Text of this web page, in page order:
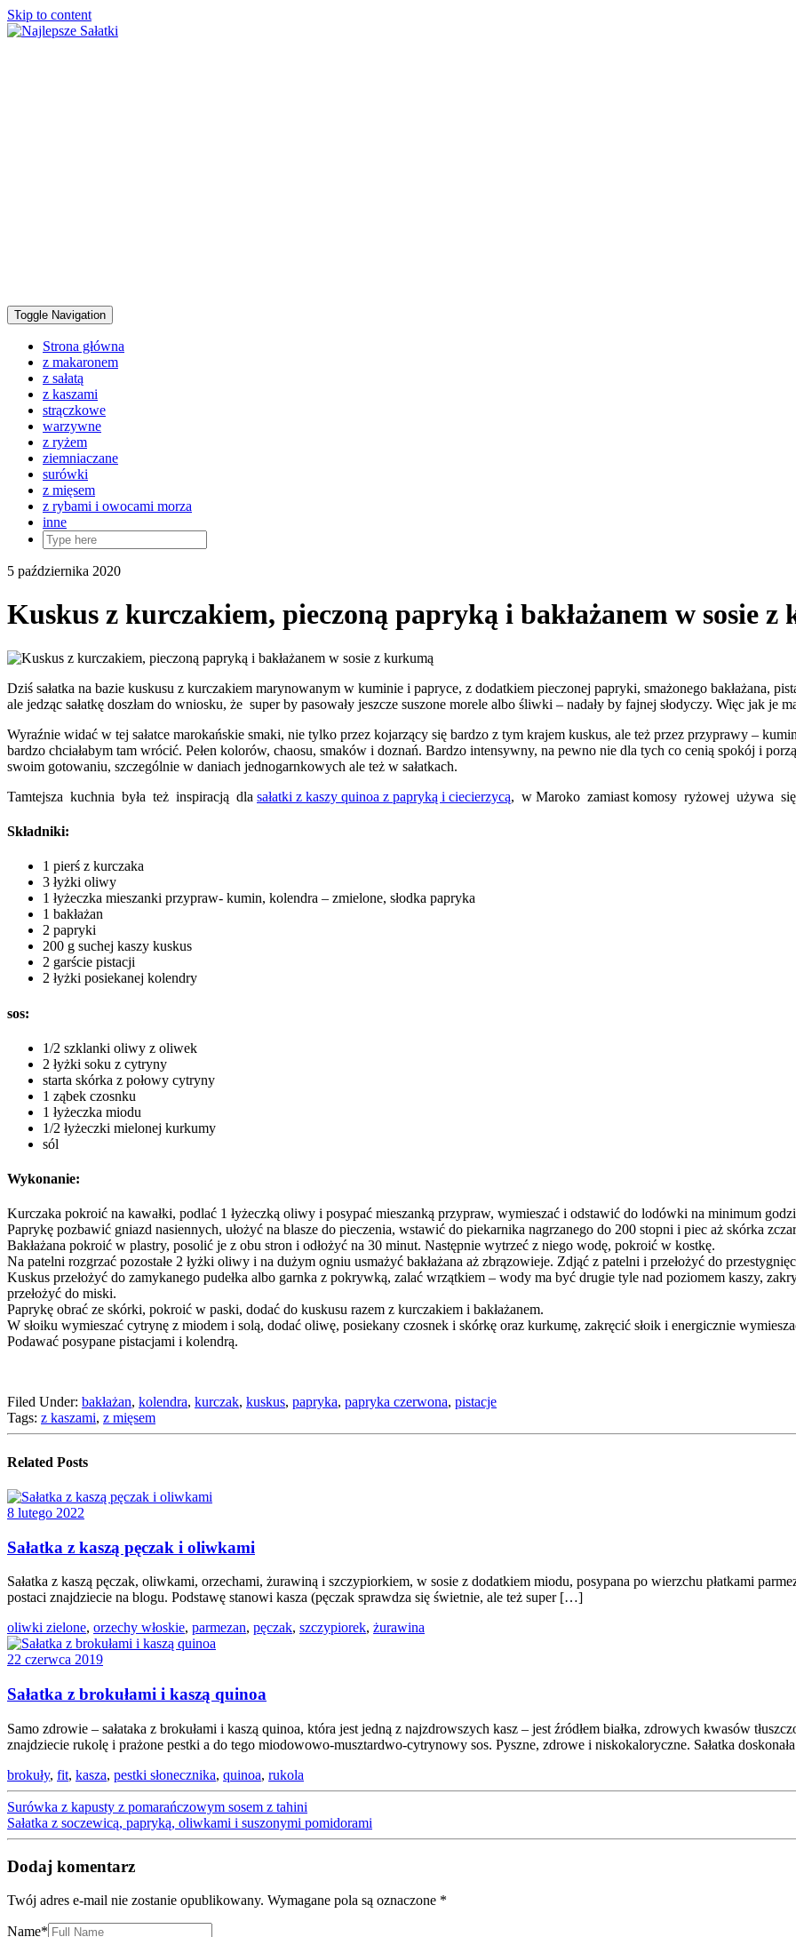
Skip to content
Toggle Navigation
Strona główna
z makaronem
z sałatą
z kaszami
strączkowe
warzywne
z ryżem
ziemniaczane
surówki
z mięsem
z rybami i owocami morza
inne
5 października 2020
Kuskus z kurczakiem, pieczoną papryką i bakłażanem w sosie
Dziś sałatka na bazie kuskusu z kurczakiem marynowanym w kuminie i papryce, z dodatkiem pieczonej papryki, smażonego bakłażana,
ale jedząc sałatkę doszłam do wniosku, że super by pasowały jeszcze suszone morele albo śliwki – nadały by fajnej słodyczy. Więc jak je
Wyraźnie widać w tej sałatce marokańskie smaki, nie tylko przez kojarzący się bardzo z tym krajem kuskus, ale też przez przyprawy –
bardzo chciałabym tam wrócić. Pełen kolorów, chaosu, smaków i doznań. Bardzo intensywny, na pewno nie dla tych co cenią spokój i
swoim gotowaniu, szczególnie w daniach jednogarnkowych ale też w sałatkach.
Tamtejsza kuchnia była też inspiracją dla sałatki z kaszy quinoa z papryką i ciecierzycą, w Maroko zamiast komosy ryżowej używa
Składniki:
1 pierś z kurczaka
3 łyżki oliwy
1 łyżeczka mieszanki przypraw- kumin, kolendra – zmielone, słodka papryka
1 bakłażan
2 papryki
200 g suchej kaszy kuskus
2 garście pistacji
2 łyżki posiekanej kolendry
sos:
1/2 szklanki oliwy z oliwek
2 łyżki soku z cytryny
starta skórka z połowy cytryny
1 ząbek czosnku
1 łyżeczka miodu
1/2 łyżeczki mielonej kurkumy
sól
Wykonanie:
Kurczaka pokroić na kawałki, podlać 1 łyżeczką oliwy i posypać mieszanką przypraw, wymieszać i odstawić do lodówki na minimum
Paprykę pozbawić gniazd nasiennych, ułożyć na blasze do pieczenia, wstawić do piekarnika nagrzanego do 200 stopni i piec aż skórka
Bakłażana pokroić w plastry, posolić je z obu stron i odłożyć na 30 minut. Następnie wytrzeć z niego wodę, pokroić w kostkę.
Na patelni rozgrzać pozostałe 2 łyżki oliwy i na dużym ogniu usmażyć bakłażana aż zbrązowieje. Zdjąć z patelni i przełożyć do
Kuskus przełożyć do zamykanego pudełka albo garnka z pokrywką, zalać wrzątkiem – wody ma być drugie tyle nad poziomem kaszy,
przełożyć do miski.
Paprykę obrać ze skórki, pokroić w paski, dodać do kuskusu razem z kurczakiem i bakłażanem.
W słoiku wymieszać cytrynę z miodem i solą, dodać oliwę, posiekany czosnek i skórkę oraz kurkumę, zakręcić słoik i energicznie
Podawać posypane pistacjami i kolendrą.
Filed Under: bakłażan, kolendra, kurczak, kuskus, papryka, papryka czerwona, pistacje
Tags: z kaszami, z mięsem
Related Posts
8 lutego 2022
Sałatka z kaszą pęczak i oliwkami
Sałatka z kaszą pęczak, oliwkami, orzechami, żurawiną i szczypiorkiem, w sosie z dodatkiem miodu, posypana po wierzchu płatkami
postaci znajdziecie na blogu. Podstawę stanowi kasza (pęczak sprawdza się świetnie, ale też super […]
oliwki zielone, orzechy włoskie, parmezan, pęczak, szczypiorek, żurawina
22 czerwca 2019
Sałatka z brokułami i kaszą quinoa
Samo zdrowie – sałataka z brokułami i kaszą quinoa, która jest jedną z najzdrowszych kasz – jest źródłem białka, zdrowych kwasów
znajdziecie rukolę i prażone pestki a do tego miodowowo-musztardwo-cytrynowy sos. Pyszne, zdrowe i niskokaloryczne. Sałatka
brokuły, fit, kasza, pestki słonecznika, quinoa, rukola
Surówka z kapusty z pomarańczowym sosem z tahini
Sałatka z soczewicą, papryką, oliwkami i suszonymi pomidorami
Dodaj komentarz
Twój adres e-mail nie zostanie opublikowany. Wymagane pola są oznaczone *
Name*